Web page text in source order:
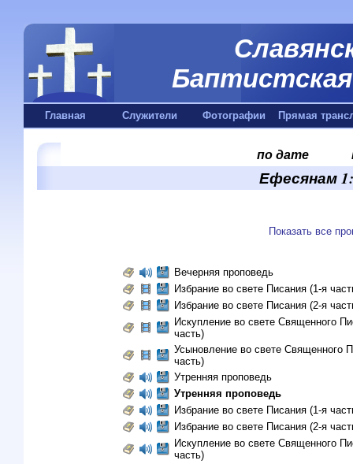
Главная Служители Фотографии Прямая
по дате
Ефесянам
Показать все
Вечерняя проповедь
Избрание во свете Писания (1-я
Избрание во свете Писания (2-я
Искупление во свете Священного
часть)
Усыновление во свете Священного
часть)
Утренняя проповедь
Утренняя проповедь
Избрание во свете Писания (1-я
Избрание во свете Писания (2-я
Искупление во свете Священного
часть)